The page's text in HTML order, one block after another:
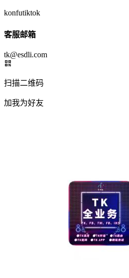
konfutiktok
客服邮箱
tk@esdli.com
扫描二维码
加我为好友